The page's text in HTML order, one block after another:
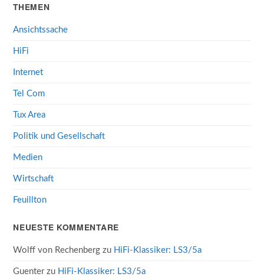
THEMEN
Ansichtssache
HiFi
Internet
Tel Com
Tux Area
Politik und Gesellschaft
Medien
Wirtschaft
Feuillton
NEUESTE KOMMENTARE
Wolff von Rechenberg zu HiFi-Klassiker: LS3/5a
Guenterzu HiFi-Klassiker: LS3/5a